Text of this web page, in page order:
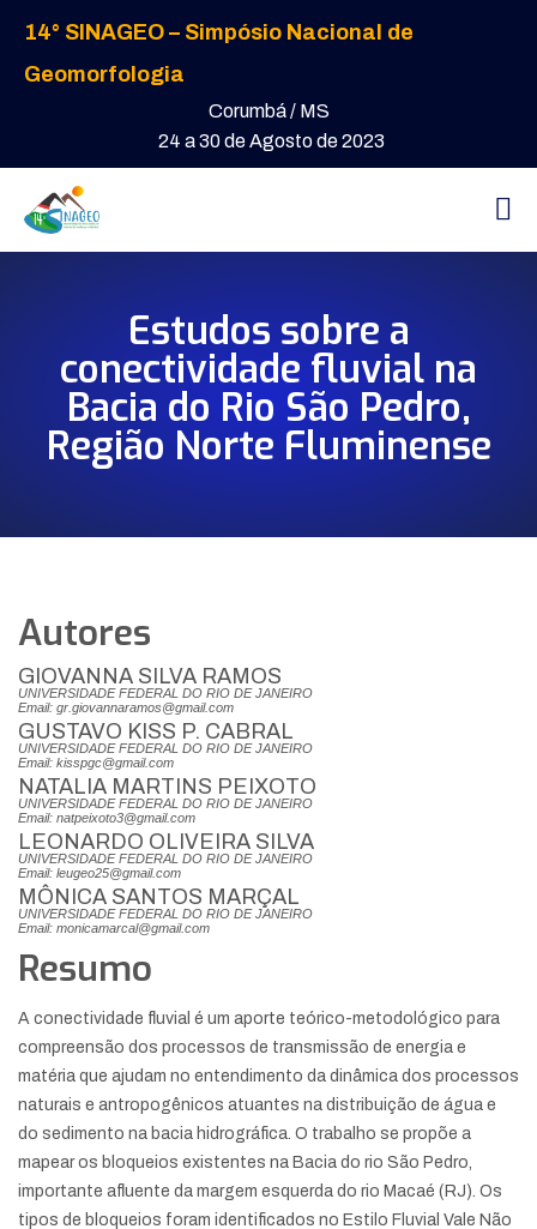
14° SINAGEO – Simpósio Nacional de
Geomorfologia
Corumbá / MS
24 a 30 de Agosto de 2023
Estudos sobre a
conectividade fluvial na
Bacia do Rio São Pedro,
Região Norte Fluminense
Autores
GIOVANNA SILVA RAMOS
UNIVERSIDADE FEDERAL DO RIO DE JANEIRO
Email: gr.giovannaramos@gmail.com
GUSTAVO KISS P. CABRAL
UNIVERSIDADE FEDERAL DO RIO DE JANEIRO
Email: kisspgc@gmail.com
NATALIA MARTINS PEIXOTO
UNIVERSIDADE FEDERAL DO RIO DE JANEIRO
Email: natpeixoto3@gmail.com
LEONARDO OLIVEIRA SILVA
UNIVERSIDADE FEDERAL DO RIO DE JANEIRO
Email: leugeo25@gmail.com
MÔNICA SANTOS MARÇAL
UNIVERSIDADE FEDERAL DO RIO DE JANEIRO
Email: monicamarcal@gmail.com
Resumo
A conectividade fluvial é um aporte teórico-metodológico para
compreensão dos processos de transmissão de energia e
matéria que ajudam no entendimento da dinâmica dos processos
naturais e antropogênicos atuantes na distribuição de água e
do sedimento na bacia hidrográfica. O trabalho se propõe a
mapear os bloqueios existentes na Bacia do rio São Pedro,
importante afluente da margem esquerda do rio Macaé (RJ). Os
tipos de bloqueios foram identificados no Estilo Fluvial Vale Não